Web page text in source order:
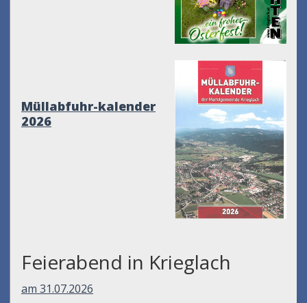
Müllabfuhr-kalender
2026
Feierabend in Krieglach
am 31.07.2026